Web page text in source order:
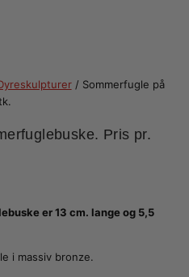
/ Sommerfugle på
Pris pr.
er 13 cm. lange og 5,5
i massiv bronze.